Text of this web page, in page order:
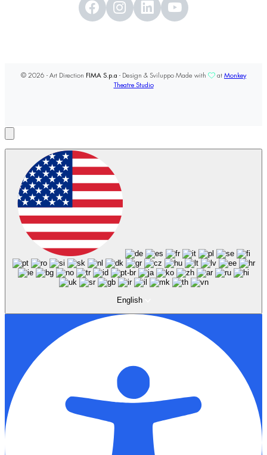
© 2026 - Art Direction FIMA S.p.a - Design & Sviluppo Made with at Monkey
Theatre Studio
English